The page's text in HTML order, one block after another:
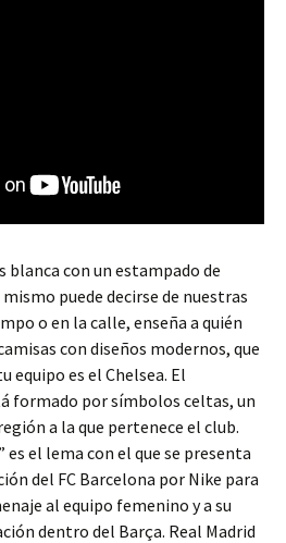
blanca con un estampado de
puede decirse de nuestras
o en la calle, enseña a quién
con diseños modernos, que
equipo es el Chelsea. El
formado por símbolos celtas, un
a la que pertenece el club.
es el lema con el que se presenta
del FC Barcelona por Nike para
al equipo femenino y a su
dentro del Barça. Real Madrid